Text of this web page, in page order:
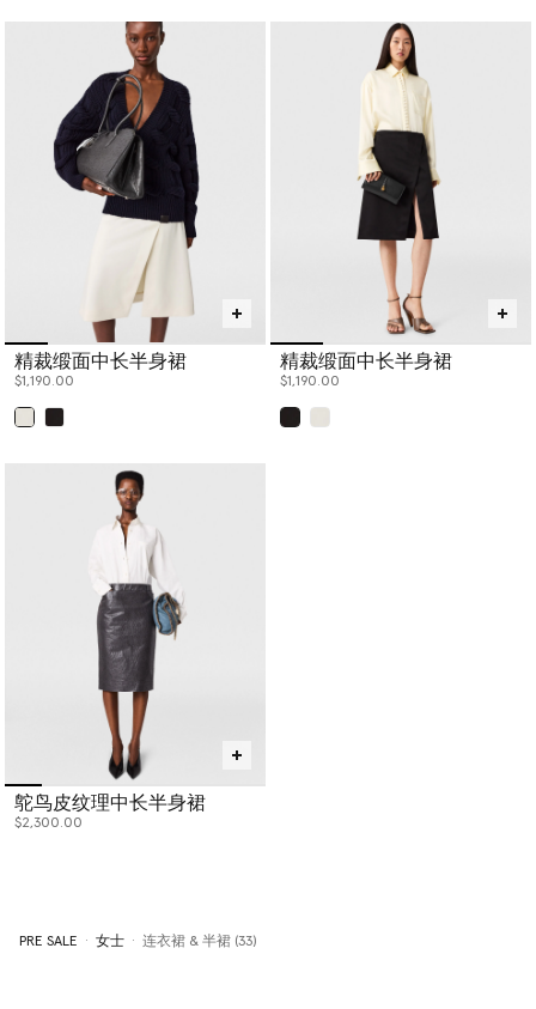
精裁缎面中长半身裙
$1,190.00
精裁缎面中长半身裙
$1,190.00
鸵鸟皮纹理中长半身裙
$2,300.00
PRE SALE 女士 连衣裙 & 半裙 (33)